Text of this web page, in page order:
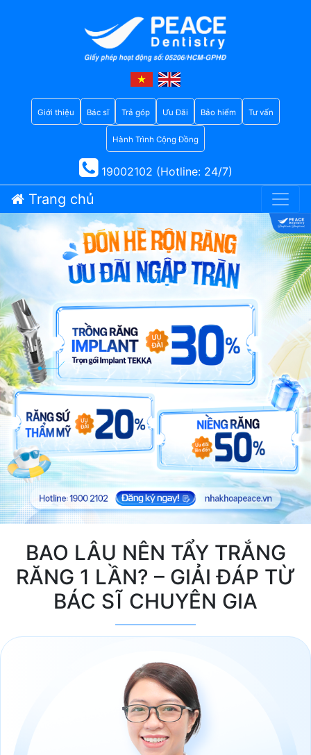
Giới thiệu Bác sĩ Trả góp Ưu Đãi Bảo hiểm Tư vấn
Hành Trình Cộng Đồng
19002102 (Hotline: 24/7)
Trang chủ
BAO LÂU NÊN TẨY TRẮNG
RĂNG 1 LẦN? – GIẢI ĐÁP TỪ
BÁC SĨ CHUYÊN GIA